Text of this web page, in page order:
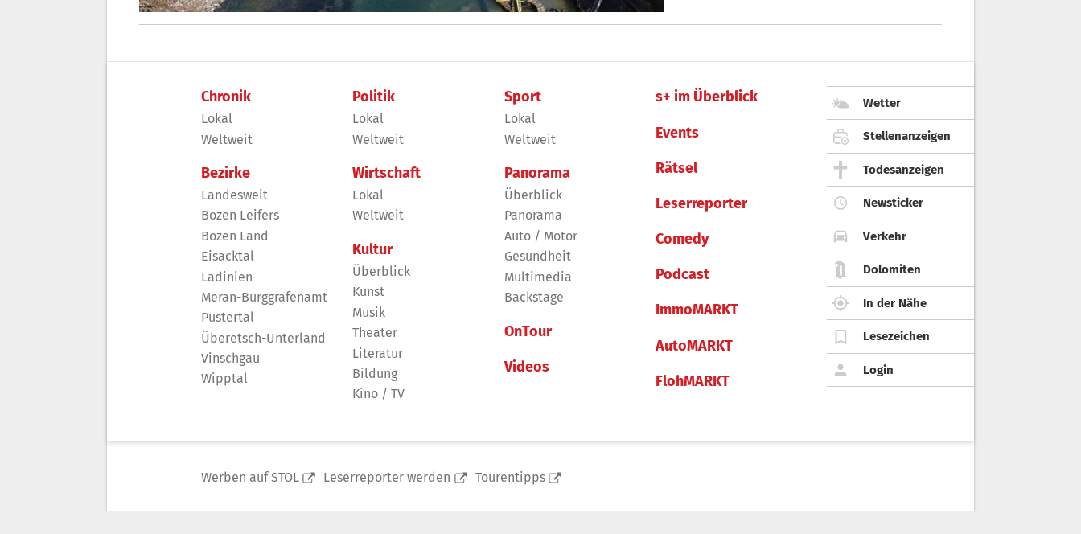
Chronik
Lokal
Weltweit
Bezirke
Landesweit
Bozen Leifers
Bozen Land
Eisacktal
Ladinien
Meran-Burggrafenamt
Pustertal
Überetsch-Unterland
Vinschgau
Wipptal
Politik
Lokal
Weltweit
Wirtschaft
Lokal
Weltweit
Kultur
Überblick
Kunst
Musik
Theater
Literatur
Bildung
Kino / TV
Sport
Lokal
Weltweit
Panorama
Überblick
Panorama
Auto / Motor
Gesundheit
Multimedia
Backstage
OnTour
Videos
s+ im Überblick
Events
Rätsel
Leserreporter
Comedy
Podcast
ImmoMARKT
AutoMARKT
FlohMARKT
Wetter
Stellenanzeigen
Todesanzeigen
Newsticker
Verkehr
Dolomiten
In der Nähe
Lesezeichen
Login
Werben auf STOL Leserreporter werden Tourentipps